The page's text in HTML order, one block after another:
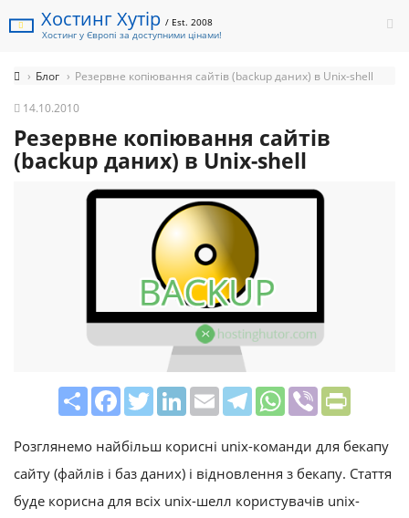
Хостинг Хутір/ Est. 2008
Хостинг у Європі за доступними цінами!
Блог Резервне копіювання сайтів (backup даних) в Unix-shell
14.10.2010
Резервне копіювання сайтів
(backup даних) в Unix-shell
ShareFacebookTwitterLinkedIn
EmailTelegramWhatsApp
Viber
Розглянемо найбільш корисні unix-команди для бекапу
сайту (файлів і баз даних) і відновлення з бекапу. Стаття
буде корисна для всіх unix-шелл користувачів unix-